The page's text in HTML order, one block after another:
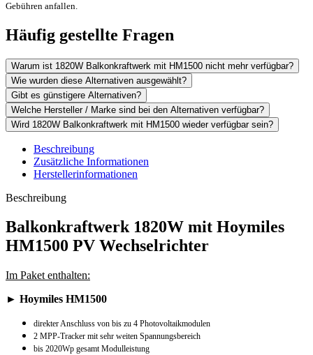
Gebühren anfallen.
Häufig gestellte Fragen
Warum ist 1820W Balkonkraftwerk mit HM1500 nicht mehr verfügbar?
Wie wurden diese Alternativen ausgewählt?
Gibt es günstigere Alternativen?
Welche Hersteller / Marke sind bei den Alternativen verfügbar?
Wird 1820W Balkonkraftwerk mit HM1500 wieder verfügbar sein?
Beschreibung
Zusätzliche Informationen
Herstellerinformationen
Beschreibung
Balkonkraftwerk 1820W mit Hoymiles
HM1500 PV Wechselrichter
Im Paket enthalten:
► Hoymiles HM1500
direkter Anschluss von bis zu 4 Photovoltaikmodulen
2 MPP-Tracker mit sehr weiten Spannungsbereich
bis 2020Wp gesamt Modulleistung